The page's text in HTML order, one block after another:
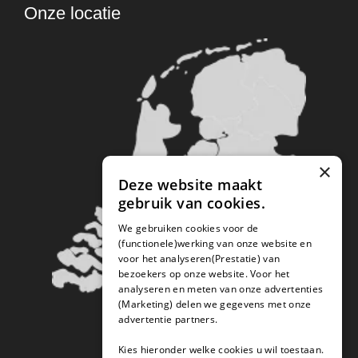
Onze locatie
×
Deze website maakt
gebruik van cookies.
We gebruiken cookies voor de
(functionele)werking van onze website en
voor het analyseren(Prestatie) van
bezoekers op onze website. Voor het
analyseren en meten van onze advertenties
(Marketing) delen we gegevens met onze
advertentie partners.
Kies hieronder welke cookies u wil toestaan.